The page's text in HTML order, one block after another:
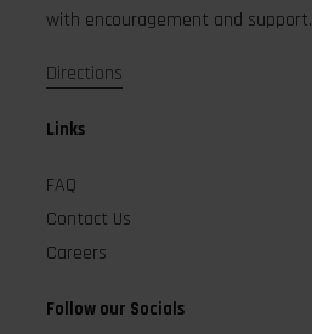
with encouragement and support.
Directions
Links
FAQ
Contact Us
Careers
Follow our Socials